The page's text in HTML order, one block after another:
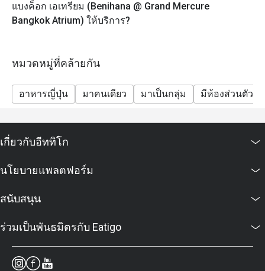
แบงค็อก เอเทรียม (Benihana @ Grand Mercure
Bangkok Atrium) ให้บริการ?
หมวดหมู่ที่คล้ายกัน
อาหารญี่ปุ่น มาคนเดียว มาเป็นกลุ่ม มีห้องส่วนตัว
เกี่ยวกับอีททิโก
นโยบายแพลตฟอร์ม
สนับสนุน
ร่วมเป็นพันธมิตรกับ Eatigo